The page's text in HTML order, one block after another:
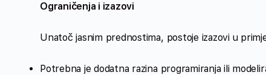
Ograničenja i izazovi
Unatoč jasnim prednostima, postoje izazovi u
Potrebna je dodatna razina programiranja ili